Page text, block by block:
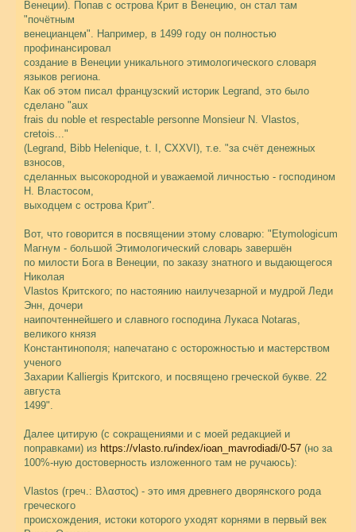
Венеции). Попав с острова Крит в Венецию, он стал там
"почётным
венецианцем". Например, в 1499 году он полностью
профинансировал
создание в Венеции уникального этимологического словаря
языков региона.
Как об этом писал французский историк Legrand, это было
сделано "aux
frais du noble et respectable personne Monsieur N. Vlastos,
cretois..."
(Legrand, Bibb Helenique, t. I, CXXVI), т.е. "за счёт денежных
взносов,
сделанных высокородной и уважаемой личностью - господином
Н. Властосом,
выходцем с острова Крит".
Вот, что говорится в посвящении этому словарю: "Etymologicum
Магнум - большой Этимологический словарь завершён
по милости Бога в Венеции, по заказу знатного и выдающегося
Николая
Vlastos Критского; по настоянию наилучезарной и мудрой Леди
Энн, дочери
наипочтеннейшего и славного господина Лукаса Notaras,
великого князя
Константинополя; напечатано с осторожностью и мастерством
ученого
Захарии Kalliergis Критского, и посвящено греческой букве. 22
августа
1499".
Далее цитирую (с сокращениями и с моей редакцией и
поправками) из https://vlasto.ru/index/ioan_mavrodiadi/0-57 (но за
100%-ную достоверность изложенного там не ручаюсь):
Vlastos (греч.: Βλαστος) - это имя древнего дворянского рода
греческого
происхождения, истоки которого уходят корнями в первый век